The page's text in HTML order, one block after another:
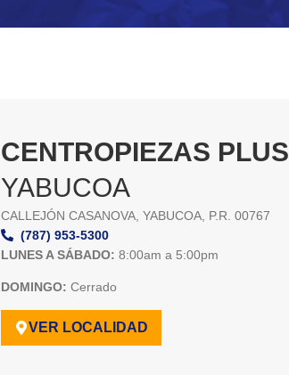
CENTROPIEZAS PLUS
YABUCOA
CALLEJÓN CASANOVA, YABUCOA, P.R. 00767
(787) 953-5300
LUNES A SÁBADO: 8:00am a 5:00pm
DOMINGO: Cerrado
VER LOCALIDAD